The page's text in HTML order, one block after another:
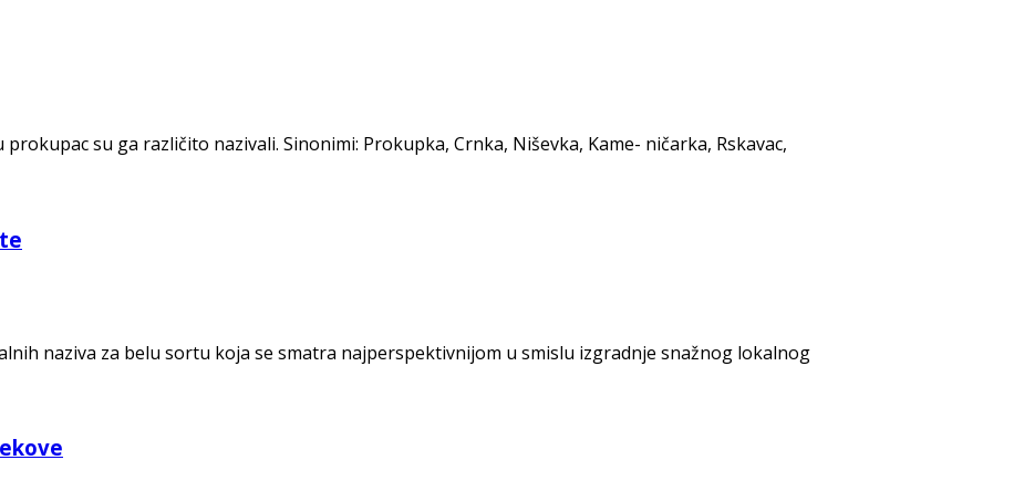
su ga različito nazivali. Sinonimi: Prokupka, Crnka, Niševka, Kame- ničarka, Rskavac,
naziva za belu sortu koja se smatra najperspektivnijom u smislu izgradnje snažnog lokalnog